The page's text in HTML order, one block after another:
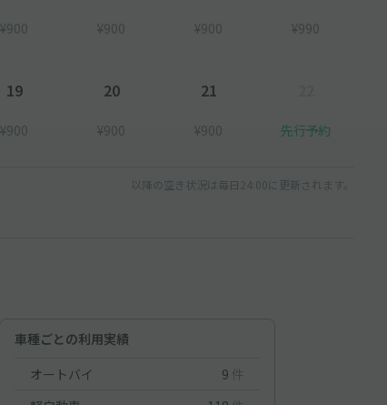
¥900 ¥900 ¥900 ¥990
19
¥900
20
¥900
21
¥900 先行予約
以降の空き状況は毎日24:00に更新されます。
車種ごとの利用実績
オートバイ
9 件